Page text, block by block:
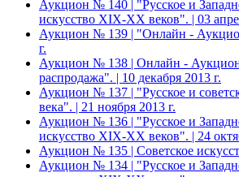
Аукцион № 140 | "Русское и
искусство XIX-ХХ веков". | 03
Аукцион № 139 | "Онлайн -
г.
Аукцион № 138 | Онлайн -
распродажа". | 10 декабря 2013 г.
Аукцион № 137 | "Русское и
века". | 21 ноября 2013 г.
Аукцион № 136 | "Русское и
искусство XIX-ХХ веков". | 24
Аукцион № 135 | Советское
Аукцион № 134 | "Русское и